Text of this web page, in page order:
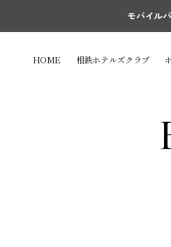
モバイル
HOME 相鉄ホテルズクラブ